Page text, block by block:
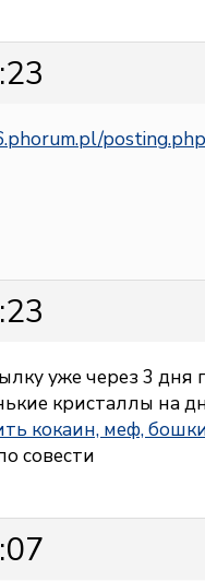
posting.php
уже через 3 дня
кристаллы на
кокаин, меф,
совести